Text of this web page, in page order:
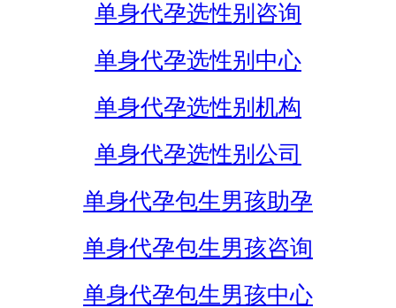
单身代孕选性别咨询
单身代孕选性别中心
单身代孕选性别机构
单身代孕选性别公司
单身代孕包生男孩助孕
单身代孕包生男孩咨询
单身代孕包生男孩中心